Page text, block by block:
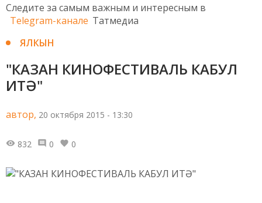
Следите за самым важным и интересным в
Telegram-канале Татмедиа
ЯЛКЫН
"КАЗАН КИНОФЕСТИВАЛЬ КАБУЛ
ИТӘ"
автор, 20 октября 2015 - 13:30
832 0 0